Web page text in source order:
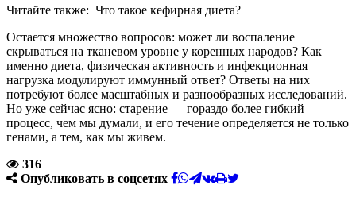
Читайте также: Что такое кефирная диета?
Остается множество вопросов: может ли воспаление
скрываться на тканевом уровне у коренных народов? Как
именно диета, физическая активность и инфекционная
нагрузка модулируют иммунный ответ? Ответы на них
потребуют более масштабных и разнообразных исследований.
Но уже сейчас ясно: старение — гораздо более гибкий
процесс, чем мы думали, и его течение определяется не только
генами, а тем, как мы живем.
316
Опубликовать в соцсетях